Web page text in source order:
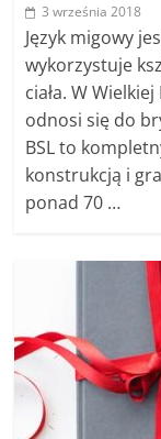
3 września 2018
Język migowy
wykorzystuje
ciała. W
odnosi się do
BSL to
konstrukcją i
ponad 70 …